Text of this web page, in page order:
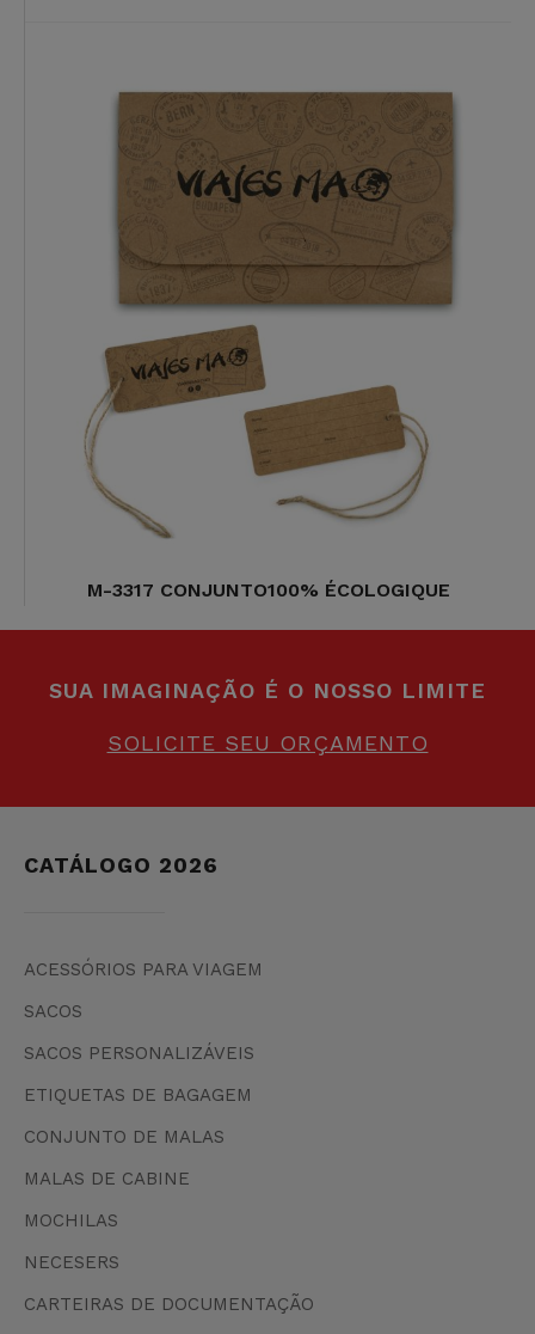
M-3317 CONJUNTO100% ÉCOLOGIQUE
SUA IMAGINAÇÃO É O NOSSO LIMITE
SOLICITE SEU ORÇAMENTO
CATÁLOGO 2026
ACESSÓRIOS PARA VIAGEM
SACOS
SACOS PERSONALIZÁVEIS
ETIQUETAS DE BAGAGEM
CONJUNTO DE MALAS
MALAS DE CABINE
MOCHILAS
NECESERS
CARTEIRAS DE DOCUMENTAÇÃO